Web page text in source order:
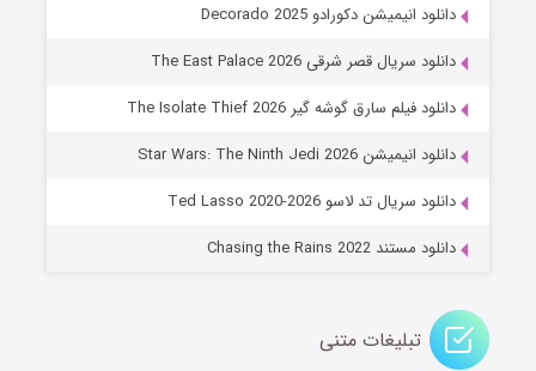
جادوگری در مغولستان
قسمت ۱۴ (زیرنویس) منتشر شد
دانلود انیمیشن دکورادو Decorado 2025
دانلود سریال قصر شرقی The East Palace 2026
دانلود فیلم سارق گوشه گیر The Isolate Thief 2026
دانلود انیمیشن Star Wars: The Ninth Jedi 2026
دانلود سریال تد لاسو Ted Lasso 2020-2026
دانلود مستند Chasing the Rains 2022
تبلیغات متنی